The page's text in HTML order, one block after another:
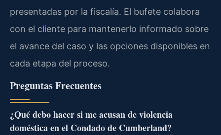
presentadas por la fiscalía. El bufete colabora
con el cliente para mantenerlo informado sobre
el avance del caso y las opciones disponibles en
cada etapa del proceso.
Preguntas Frecuentes
¿Qué debo hacer si me acusan de violencia
doméstica en el Condado de Cumberland?